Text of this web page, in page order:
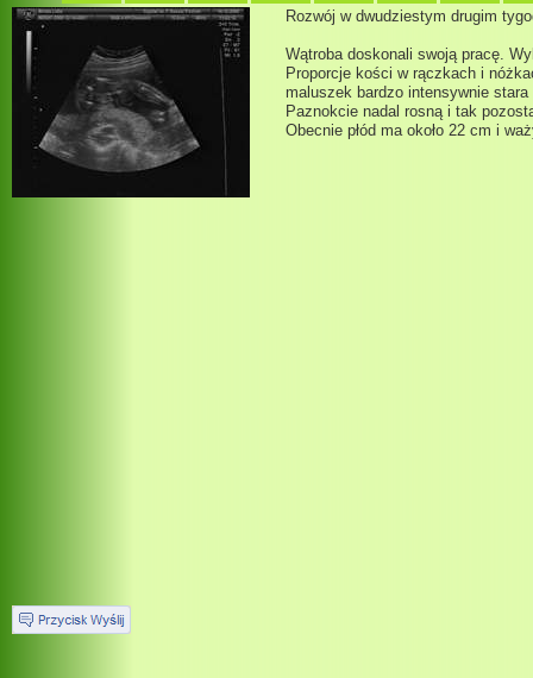
Rozwój w dwudziestym drugim
Wątroba doskonali swoją pracę.
Proporcje kości w rączkach i
maluszek bardzo intensywnie
Paznokcie nadal rosną i tak
Obecnie płód ma około 22 cm i